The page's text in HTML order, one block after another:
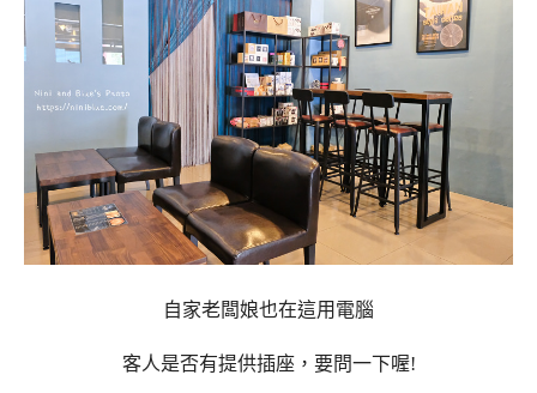
自家老闆娘也在這用電腦
客人是否有提供插座，要問一下喔!